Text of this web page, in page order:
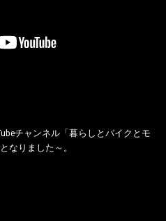
チャンネル「暮らしとバイクとモ
なりました～。